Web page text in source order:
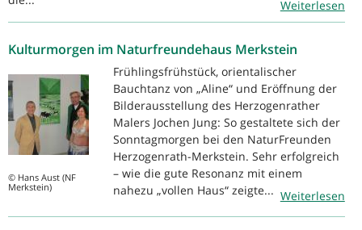
Weiterlesen
Kulturmorgen im Naturfreundehaus Merkstein
© Hans Aust (NF
Merkstein)
Frühlingsfrühstück, orientalischer
Bauchtanz von „Aline“ und Eröffnung der
Bilderausstellung des Herzogenrather
Malers Jochen Jung: So gestaltete sich der
Sonntagmorgen bei den NaturFreunden
Herzogenrath-Merkstein. Sehr erfolgreich
– wie die gute Resonanz mit einem
nahezu „vollen Haus“ zeigte... Weiterlesen